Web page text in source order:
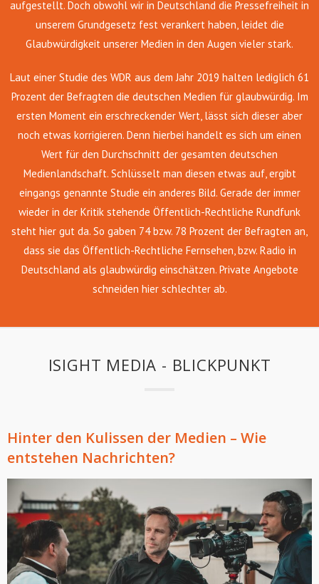
aufgestellt. Doch obwohl wir in Deutschland die Pressefreiheit in
unserem Grundgesetz fest verankert haben, leidet die
Glaubwürdigkeit unserer Medien in den Augen vieler stark.
Laut einer Studie des WDR aus dem Jahr 2019 halten lediglich 61
Prozent der Befragten die deutschen Medien für glaubwürdig. Im
ersten Moment ein erschreckender Wert, lässt sich dieser aber
noch etwas korrigieren. Denn hierbei handelt es sich um einen
Wert für den Durchschnitt der gesamten deutschen
Medienlandschaft. Schlüsselt man diesen etwas auf, ergibt
eingangs genannte Studie ein anderes Bild. Gerade der immer
wieder in der Kritik stehende Öffentlich-Rechtliche Rundfunk
steht hier gut da. So gaben 74 bzw. 78 Prozent der Befragten an,
dass sie das Öffentlich-Rechtliche Fernsehen, bzw. Radio in
Deutschland als glaubwürdig einschätzen. Private Angebote
schneiden hier schlechter ab.
ISIGHT MEDIA - BLICKPUNKT
Hinter den Kulissen der Medien – Wie
entstehen Nachrichten?